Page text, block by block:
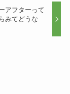
アフターって
みてどうな